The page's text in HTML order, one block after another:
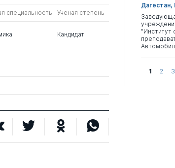
специальность Ученая степень
Кандидат
Дагестан,
"Институт
1 2 3